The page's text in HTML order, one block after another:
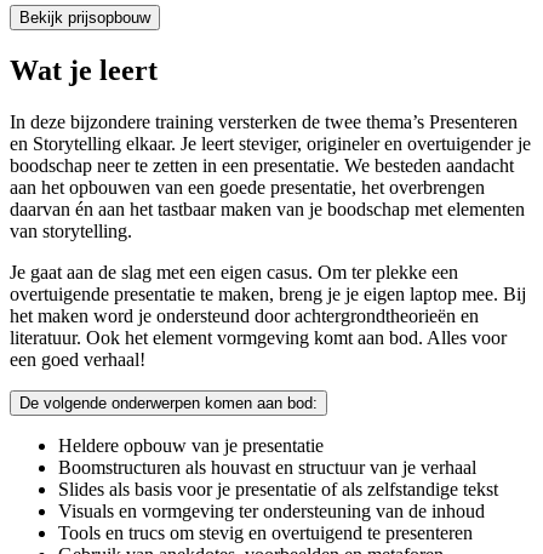
Bekijk prijsopbouw
Wat je leert
In deze bijzondere training versterken de twee thema’s Presenteren
en Storytelling elkaar. Je leert steviger, origineler en overtuigender je
boodschap neer te zetten in een presentatie. We besteden aandacht
aan het opbouwen van een goede presentatie, het overbrengen
daarvan én aan het tastbaar maken van je boodschap met elementen
van storytelling.
Je gaat aan de slag met een eigen casus. Om ter plekke een
overtuigende presentatie te maken, breng je je eigen laptop mee. Bij
het maken word je ondersteund door achtergrondtheorieën en
literatuur. Ook het element vormgeving komt aan bod. Alles voor
een goed verhaal!
De volgende onderwerpen komen aan bod:
Heldere opbouw van je presentatie
Boomstructuren als houvast en structuur van je verhaal
Slides als basis voor je presentatie of als zelfstandige tekst
Visuals en vormgeving ter ondersteuning van de inhoud
Tools en trucs om stevig en overtuigend te presenteren